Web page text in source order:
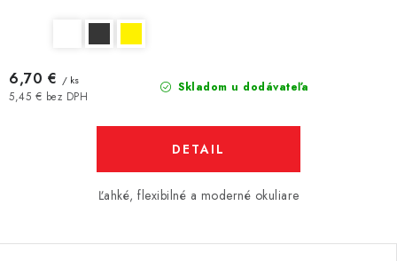
Skladom u dodávateľa
5,45 € bez DPH
6,70 € / ks
DETAIL
Ľahké, flexibilné a moderné okuliare